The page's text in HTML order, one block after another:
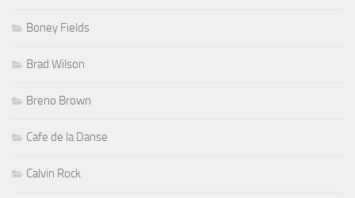
Boney Fields
Brad Wilson
Breno Brown
Cafe de la Danse
Calvin Rock